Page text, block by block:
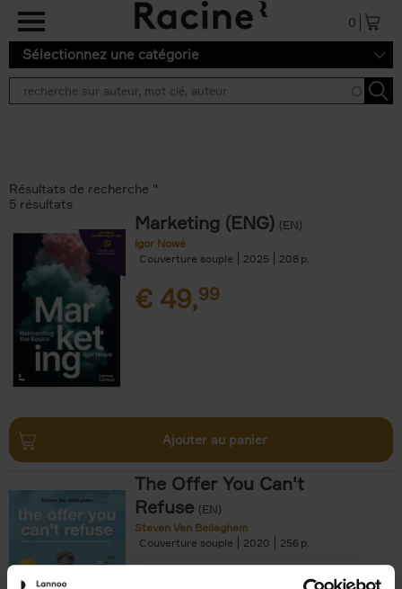
Aller au contenu principal
0
Sélectionnez une catégorie
Résultats de recherche ''
5 résultats
Marketing (ENG) (EN)
Igor Nowé
Couverture souple
2025 208
€ 49,99
Ajouter au panier
The Offer You Can't
Refuse (EN)
Steven Van Belleghem
Couverture souple
2020 256